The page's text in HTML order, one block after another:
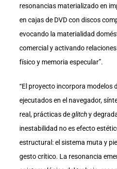
resonancias materializado en
en cajas de DVD con discos
evocando la materialidad
comercial y activando
físico y memoria especular”.
“El proyecto incorpora modelos
ejecutados en el navegador,
real, prácticas deglitchy
inestabilidad no es efecto
estructural: el sistema muta y
gesto crítico. La resonancia